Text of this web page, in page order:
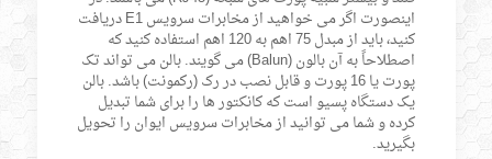
اینصورت اگر می خواهید از مخابرات سرویس E1 دریافت
کنید، باید از مبدل 75 اهم به 120 اهم استفاده کنید که
اصطلاحاً به آن بالون (Balun) می گویند. بالن می تواند تک
پورت یا 16 پورت و قابل نصب در رک (رکمونت) باشد. بالن
یک دستگاه پسیو است که کانکتور ها را برای شما تبدیل
کرده و شما می توانید از مخابرات سرویس ایوان را تحویل
بگیرید.